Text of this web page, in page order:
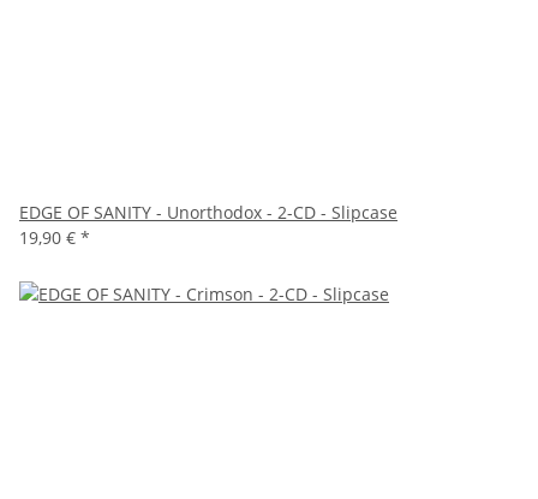
EDGE OF SANITY - Unorthodox - 2-CD - Slipcase
19,90 € *